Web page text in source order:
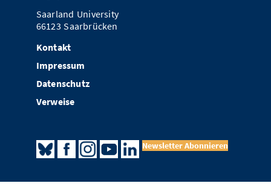
Saarland University
66123 Saarbrücken
Kontakt
Impressum
Datenschutz
Verweise
Newsletter Abonnieren